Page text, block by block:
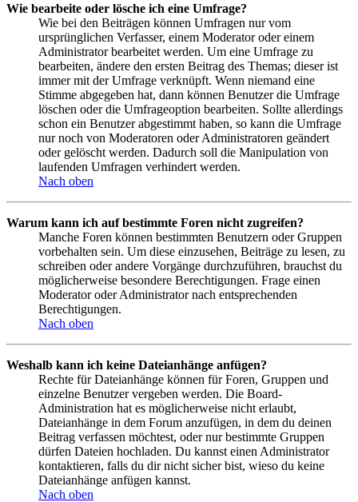
Wie bearbeite oder lösche ich eine Umfrage?
Wie bei den Beiträgen können Umfragen nur vom
ursprünglichen Verfasser, einem Moderator oder einem
Administrator bearbeitet werden. Um eine Umfrage zu
bearbeiten, ändere den ersten Beitrag des Themas; dieser ist
immer mit der Umfrage verknüpft. Wenn niemand eine
Stimme abgegeben hat, dann können Benutzer die Umfrage
löschen oder die Umfrageoption bearbeiten. Sollte allerdings
schon ein Benutzer abgestimmt haben, so kann die Umfrage
nur noch von Moderatoren oder Administratoren geändert
oder gelöscht werden. Dadurch soll die Manipulation von
laufenden Umfragen verhindert werden.
Nach oben
Warum kann ich auf bestimmte Foren nicht zugreifen?
Manche Foren können bestimmten Benutzern oder Gruppen
vorbehalten sein. Um diese einzusehen, Beiträge zu lesen, zu
schreiben oder andere Vorgänge durchzuführen, brauchst du
möglicherweise besondere Berechtigungen. Frage einen
Moderator oder Administrator nach entsprechenden
Berechtigungen.
Nach oben
Weshalb kann ich keine Dateianhänge anfügen?
Rechte für Dateianhänge können für Foren, Gruppen und
einzelne Benutzer vergeben werden. Die Board-
Administration hat es möglicherweise nicht erlaubt,
Dateianhänge in dem Forum anzufügen, in dem du deinen
Beitrag verfassen möchtest, oder nur bestimmte Gruppen
dürfen Dateien hochladen. Du kannst einen Administrator
kontaktieren, falls du dir nicht sicher bist, wieso du keine
Dateianhänge anfügen kannst.
Nach oben